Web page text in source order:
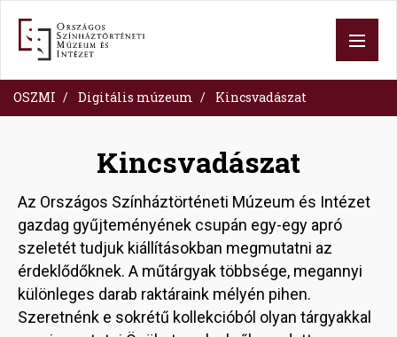
content
OSZMI Digitális múzeum Kincsvadászat
Kincsvadászat
Az Országos Színháztörténeti Múzeum és Intézet
gazdag gyűjteményének csupán egy-egy apró
szeletét tudjuk kiállításokban megmutatni az
érdeklődőknek. A műtárgyak többsége, megannyi
különleges darab raktáraink mélyén pihen.
Szeretnénk e sokrétű kollekcióból olyan tárgyakkal